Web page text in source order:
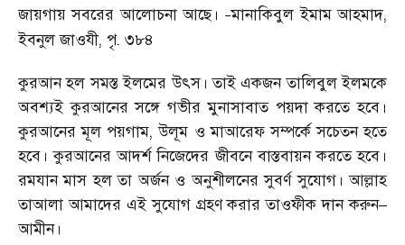
জায়গায় সবরের আলোচনা আছে। –মানাকিবুল ইমাম আহমাদ,
ইবনুল জাওযী, পৃ. ৩৮৪
কুরআন হল সমস্ত ইলমের উৎস। তাই একজন তালিবুল ইলমকে
অবশ্যই কুরআনের সঙ্গে গভীর মুনাসাবাত পয়দা করতে হবে।
কুরআনের মূল পয়গাম,উলূম ও মাআরেফ সম্পর্কে সচেতন হতে
হবে। কুরআনের আদর্শ নিজেদের জীবনে বাস্তবায়ন করতে হবে।
রমযান মাস হল তা অর্জন ও অনুশীলনের সুবর্ণ সুযোগ। আল্লাহ
তাআলা আমাদের এই সুযোগ গ্রহণ করার তাওফীক দান করুন–
আমীন।